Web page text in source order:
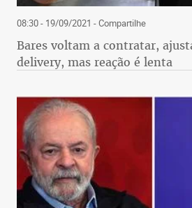
08:30 - 19/09/2021 - Compartilhe
Bares voltam a contratar,
delivery, mas reação é lenta